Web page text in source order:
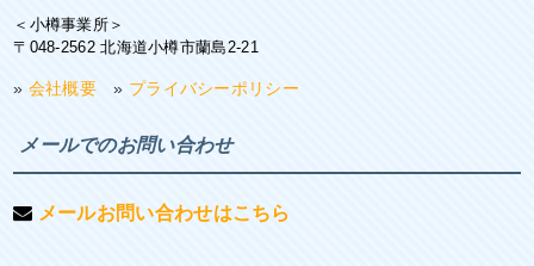
＜小樽事業所＞
〒048-2562 北海道小樽市蘭島2-21
» 会社概要 » プライバシーポリシー
メールでのお問い合わせ
メールお問い合わせはこちら